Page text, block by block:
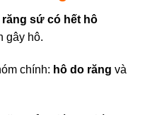
răng sứ có hết hô
gây hô.
chính: hô do răng và